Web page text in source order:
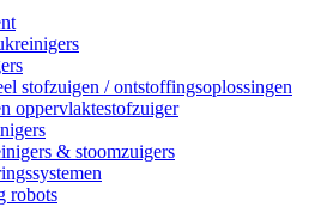
stofzuigen / ontstoffingsoplossingen
oppervlaktestofzuiger
& stoomzuigers
robots